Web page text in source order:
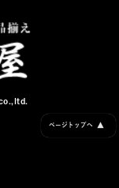
ページトップへ ▲